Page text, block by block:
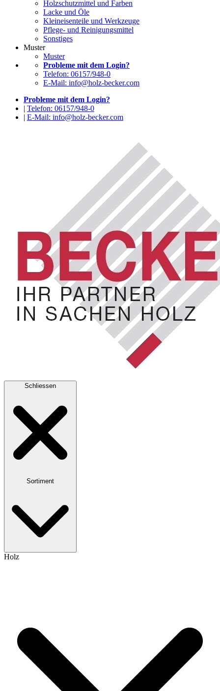
Holzschutzmittel und Farben
Lacke und Öle
Kleineisenteile und Werkzeuge
Pflege- und Reinigungsmittel
Sonstiges
Muster
Muster
Probleme mit dem Login?
Telefon: 06157/948-0
E-Mail: info@holz-becker.com
Probleme mit dem Login?
| Telefon: 06157/948-0
| E-Mail: info@holz-becker.com
Schliessen
Sortiment
Holz